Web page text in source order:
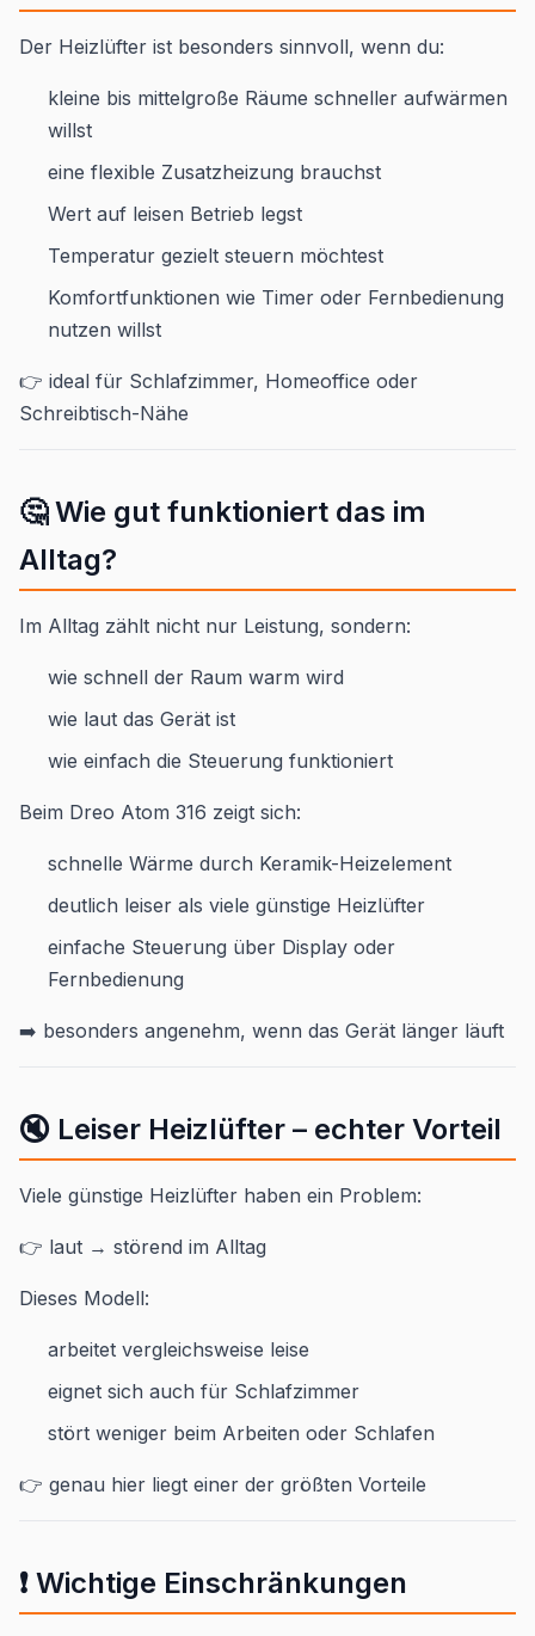
Der Heizlüfter ist besonders sinnvoll, wenn du:
kleine bis mittelgroße Räume schneller aufwärmen
willst
eine flexible Zusatzheizung brauchst
Wert auf leisen Betrieb legst
Temperatur gezielt steuern möchtest
Komfortfunktionen wie Timer oder Fernbedienung
nutzen willst
👉 ideal für Schlafzimmer, Homeoffice oder
Schreibtisch-Nähe
🤔 Wie gut funktioniert das im
Alltag?
Im Alltag zählt nicht nur Leistung, sondern:
wie schnell der Raum warm wird
wie laut das Gerät ist
wie einfach die Steuerung funktioniert
Beim Dreo Atom 316 zeigt sich:
schnelle Wärme durch Keramik-Heizelement
deutlich leiser als viele günstige Heizlüfter
einfache Steuerung über Display oder
Fernbedienung
➡️ besonders angenehm, wenn das Gerät länger läuft
🔇 Leiser Heizlüfter – echter Vorteil
Viele günstige Heizlüfter haben ein Problem:
👉 laut → störend im Alltag
Dieses Modell:
arbeitet vergleichsweise leise
eignet sich auch für Schlafzimmer
stört weniger beim Arbeiten oder Schlafen
👉 genau hier liegt einer der größten Vorteile
❗ Wichtige Einschränkungen